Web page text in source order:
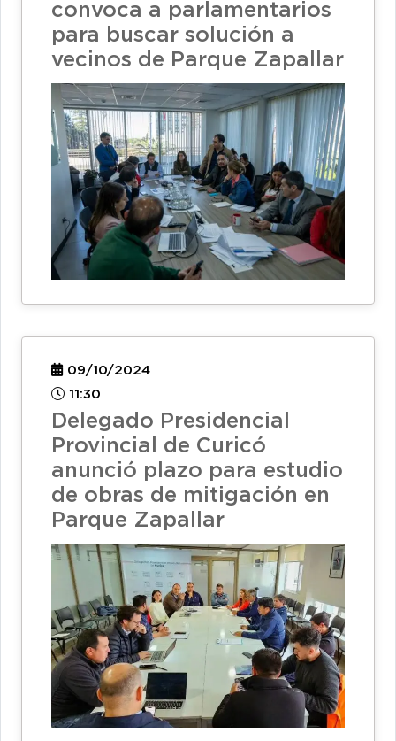
convoca a parlamentarios
para buscar solución a
vecinos de Parque Zapallar
09/10/2024
11:30
Delegado Presidencial
Provincial de Curicó
anunció plazo para estudio
de obras de mitigación en
Parque Zapallar